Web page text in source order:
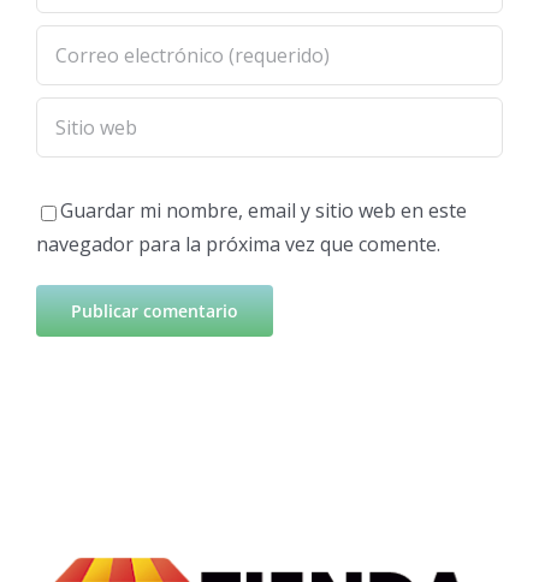
Guardar mi nombre, email y sitio web en este
navegador para la próxima vez que comente.